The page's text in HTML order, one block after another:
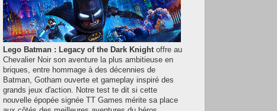
Lego Batman : Legacy of the Dark Knightoffre au
Chevalier Noir son aventure la plus ambitieuse en
briques, entre hommage à des décennies de
Batman, Gotham ouverte et gameplay inspiré des
grands jeux d'action. Notre test te dit si cette
nouvelle épopée signée TT Games mérite sa place